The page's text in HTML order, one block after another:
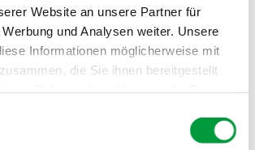
Website an unsere Partner für
und Analysen weiter. Unsere
Informationen möglicherweise mit
die Sie ihnen bereitgestellt